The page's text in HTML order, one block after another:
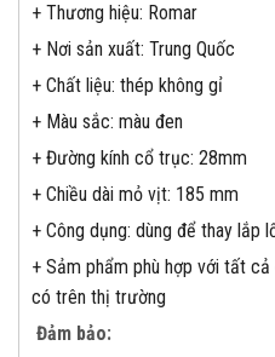
+ Thương hiệu: Romar
+ Nơi sản xuất: Trung Quốc
+ Chất liệu: thép không gỉ
+ Màu sắc: màu đen
+ Đường kính cổ trục: 28mm
+ Chiều dài mỏ vịt: 185 mm
+ Công dụng: dùng để thay lắp
+ Sảm phẩm phù hợp với tất
có trên thị trường
Đảm bảo: